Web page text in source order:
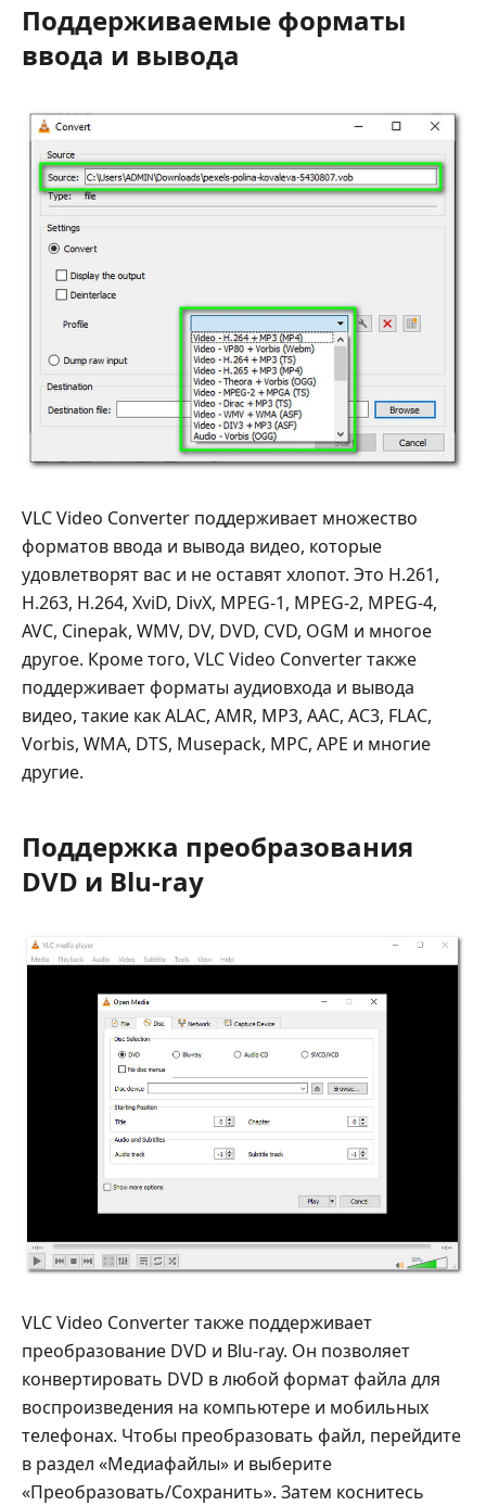
Поддерживаемые форматы
ввода и вывода
VLC Video Converter поддерживает множество
форматов ввода и вывода видео, которые
удовлетворят вас и не оставят хлопот. Это H.261,
H.263, H.264, XviD, DivX, MPEG-1, MPEG-2, MPEG-4,
AVC, Cinepak, WMV, DV, DVD, CVD, OGM и многое
другое. Кроме того, VLC Video Converter также
поддерживает форматы аудиовхода и вывода
видео, такие как ALAC, AMR, MP3, AAC, AC3, FLAC,
Vorbis, WMA, DTS, Musepack, MPC, APE и многие
другие.
Поддержка преобразования
DVD и Blu-ray
VLC Video Converter также поддерживает
преобразование DVD и Blu-ray. Он позволяет
конвертировать DVD в любой формат файла для
воспроизведения на компьютере и мобильных
телефонах. Чтобы преобразовать файл, перейдите
в раздел «Медиафайлы» и выберите
«Преобразовать/Сохранить». Затем коснитесь